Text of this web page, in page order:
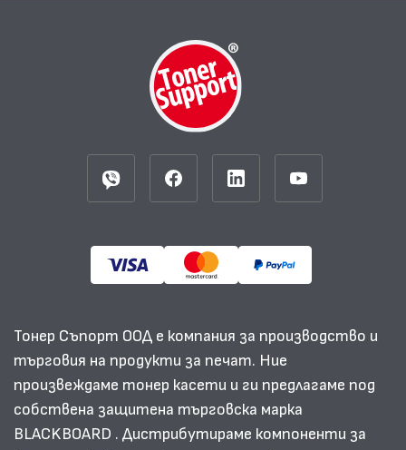
Тонер Съпорт ООД е компания за производство и
търговия на продукти за печат. Ние
произвеждаме тонер касети и ги предлагаме под
собствена защитена търговска марка
BLACKBOARD . Дистрибутираме компоненти за